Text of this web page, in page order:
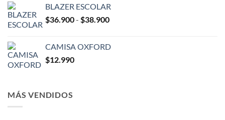
era:
$4.990.
es:
$2.990.
BLAZER ESCOLAR
$36.900- $38.900Rango
desde
CAMISA OXFORD
$12.990
MÁS VENDIDOS